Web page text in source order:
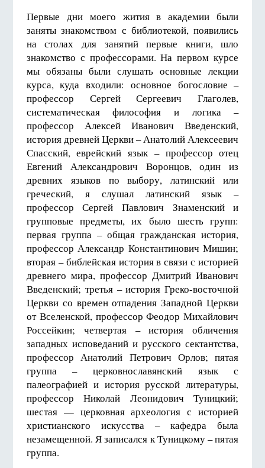
Первые дни моего жития в академии были
заняты знакомством с библиотекой, появились
на столах для занятий первые книги, шло
знакомство с профессорами. На первом курсе
мы обязаны были слушать основные лекции
курса, куда входили: основное богословие –
профессор Сергей Сергеевич Глаголев,
систематическая философия и логика –
профессор Алексей Иванович Введенский,
история древней Церкви – Анатолий Алексеевич
Спасский, еврейский язык – профессор отец
Евгений Александрович Воронцов, один из
древних языков по выбору, латинский или
греческий, я слушал латинский язык –
профессор Сергей Павлович Знаменский и
групповые предметы, их было шесть групп:
первая группа – общая гражданская история,
профессор Александр Константинович Мишин;
вторая – библейская история в связи с историей
древнего мира, профессор Дмитрий Иванович
Введенский; третья – история Греко-восточной
Церкви со времен отпадения Западной Церкви
от Вселенской, профессор Феодор Михайлович
Россейкин; четвертая – история обличения
западных исповеданий и русского сектантства,
профессор Анатолий Петрович Орлов; пятая
группа – церковнославянский язык с
палеографией и история русской литературы,
профессор Нико­лай Леонидович Туницкий;
шестая — церковная археология с историей
христианского искусства – кафедра была
незаме­щенной. Я записался к Туницкому – пятая
группа.